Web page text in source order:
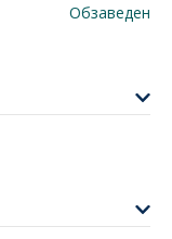
Обзаведен